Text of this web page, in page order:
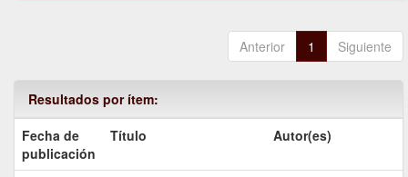
Anterior 1 Siguiente
Resultados por ítem:
Fecha de
publicación
Título Autor(es)